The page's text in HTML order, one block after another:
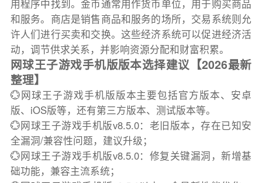
用程序中找到。金币通常用作货币单位，用于购买商品
和服务。商店是销售商品和服务的场所，交易系统则允
许人们进行买卖和交换。这些经济系统可以促进经济活
动，调节供求关系，并影响资源分配和财富积累。
网球王子游戏手机版版本选择建议【2026最新
整理】
💮网球王子游戏手机版版本主要包括官方版本、安卓
版、iOS版等，还有第三方版本、测试版本等。
💮网球王子游戏手机版v8.5.0：老旧版本，存在已知安
全漏洞/兼容性问题，建议升级；
💮网球王子游戏手机版v8.5.0：修复关键漏洞，新增基
础功能，兼容主流系统；